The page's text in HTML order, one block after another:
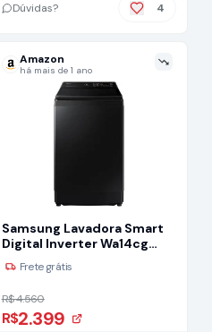
Dúvidas? 4
Amazon
há mais de 1 ano
Samsung Lavadora Smart
Digital Inverter Wa14cg
Black 14kg - 127v
Frete grátis
R$ 4.560
R$2.399